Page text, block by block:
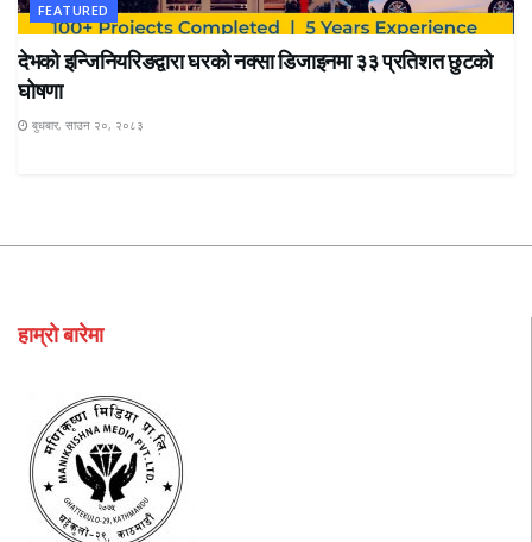
FEATURED
देभको इन्जिनियरिङद्वारा घरको नक्सा डिजाइनमा ३३ प्रतिशत छुटको
घोषणा
बुधबार, साउन २०, २०८३
हाम्रो बारेमा